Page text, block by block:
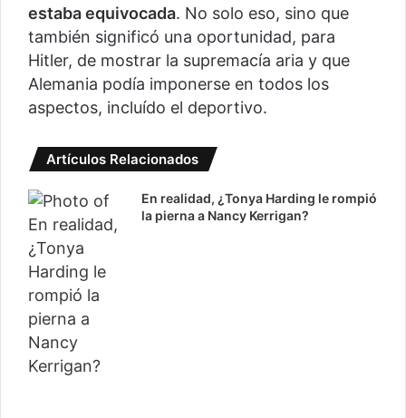
estaba equivocada. No solo eso, sino que
también significó una oportunidad, para
Hitler, de mostrar la supremacía aria y que
Alemania podía imponerse en todos los
aspectos, incluído el deportivo.
Artículos Relacionados
En realidad, ¿Tonya Harding le rompió
la pierna a Nancy Kerrigan?